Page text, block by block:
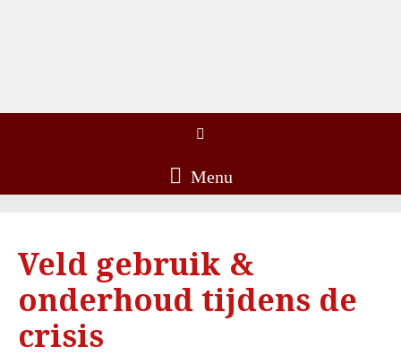
Menu
Veld gebruik &
onderhoud tijdens de
crisis